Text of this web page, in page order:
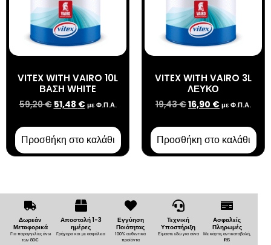
VITEX WITH VAIRO 10L
ΒΑΣΗ WHITE
59,20€ 51,48 € με Φ.Π.Α.
Προσθήκη στο καλάθι
VITEX WITH VAIRO 3L
ΛΕΥΚΟ
19,43€16,90 €με Φ.Π.Α.
Προσθήκη στο καλάθι
Δωρεάν
Μεταφορικά
Για παραγγελίες άνω
των 80€
Αποστολή 1-3
ημέρες
Γρήγορα και με ασφάλεια
Εγγύηση
Ποιότητας
100% αυθεντικά
προϊόντα
Τεχνική
Υποστήριξη
Είμαστε εδώ για σένα
Ασφαλείς
Πληρωμές
Με κάρτα, αντικαταβολή,
IRIS